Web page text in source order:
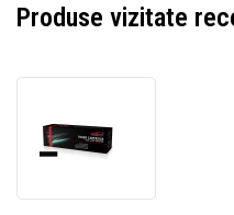
Produse vizitate
pentru